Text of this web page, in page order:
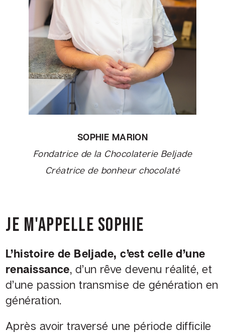
SOPHIE MARION
Fondatrice de la Chocolaterie Beljade
Créatrice de bonheur chocolaté
JE M'APPELLE SOPHIE
L’histoire de Beljade, c’est celle d’une
renaissance, d’un rêve devenu réalité, et
d’une passiontransmise de génération en
génération.
Après avoir traversé une période difficile
Foodtruck
Cornet
Cadeaux
corporatifs
Soirée
Collaborations
SOCIAL
Facebook
©
Chocolaterie